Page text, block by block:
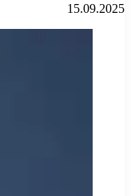
15.09.2025